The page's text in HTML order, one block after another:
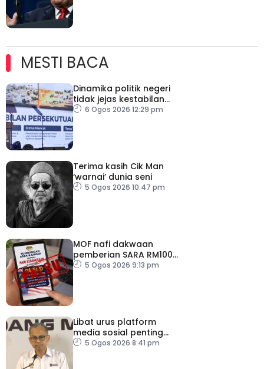
MESTI BACA
Dinamika politik negeri
tidak jejas kestabilan
Kerajaan Perpaduan
6 Ogos 2026 12:29 pm
Terima kasih Cik Man
‘warnai’ dunia seni
5 Ogos 2026 10:47 pm
MOF nafi dakwaan
pemberian SARA RM100
sempena Hari
5 Ogos 2026 9:13 pm
Libat urus platform
media sosial penting
bendung perbuatan
5 Ogos 2026 8:41 pm